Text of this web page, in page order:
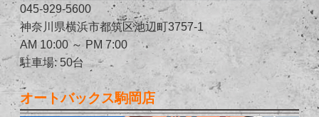
045-929-5600
神奈川県横浜市都筑区池辺町3757-1
AM 10:00 ～ PM 7:00
駐車場: 50台
オートバックス駒岡店